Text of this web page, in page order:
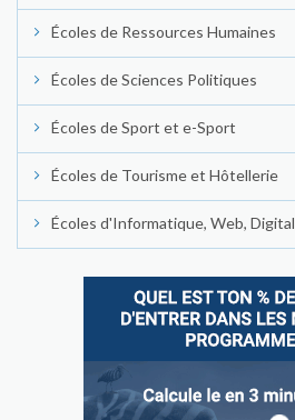
Écoles de Ressources Humaines
Écoles de Sciences Politiques
Écoles de Sport et e-Sport
Écoles de Tourisme et Hôtellerie
Écoles d'Informatique, Web, Digital